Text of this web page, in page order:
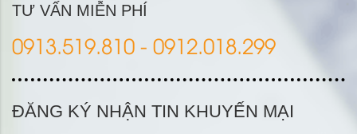
TƯ VẤN MIỄN PHÍ
0913.519.810 - 0912.018.299
ĐĂNG KÝ NHẬN TIN KHUYẾN MẠI